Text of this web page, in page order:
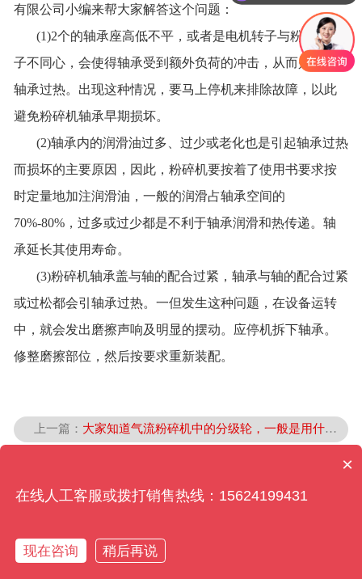
有限公司小编来帮大家解答这个问题：
(1)2个的轴承座高低不平，或者是电机转子与粉碎机转
子不同心，会使得轴承受到额外负荷的冲击，从而是引起
轴承过热。出现这种情况，要马上停机来排除故障，以此
避免粉碎机轴承早期损坏。
(2)轴承内的润滑油过多、过少或老化也是引起轴承过热
而损坏的主要原因，因此，粉碎机要按着了使用书要求按
时定量地加注润滑油，一般的润滑占轴承空间的
70%-80%，过多或过少都是不利于轴承润滑和热传递。轴
承延长其使用寿命。
(3)粉碎机轴承盖与轴的配合过紧，轴承与轴的配合过紧
或过松都会引轴承过热。一但发生这种问题，在设备运转
中，就会发出磨擦声响及明显的摆动。应停机拆下轴承。
修整磨擦部位，然后按要求重新装配。
上一篇： 大家知道气流粉碎机中的分级轮，一般是用什么材质吗？
返回列表
热线电话 短信联系
×
在线人工客服或拨打销售热线：15624199431
现在咨询 稍后再说